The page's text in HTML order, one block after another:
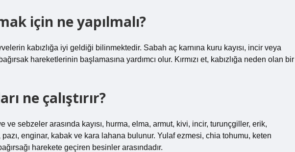
için ne yapılmalı?
kabızlığa iyi geldiği bilinmektedir. Sabah aç karnına kuru kayısı, incir veya
hareketlerinin başlamasına yardımcı olur. Kırmızı et, kabızlığa neden olan bir
ne çalıştırır?
ve sebzeler arasında kayısı, hurma, elma, armut, kivi, incir, turunçgiller, erik,
enginar, kabak ve kara lahana bulunur. Yulaf ezmesi, chia tohumu, keten
harekete geçiren besinler arasındadır.